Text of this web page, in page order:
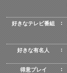
好きなテレビ番組
好きな有名人
得意プレイ